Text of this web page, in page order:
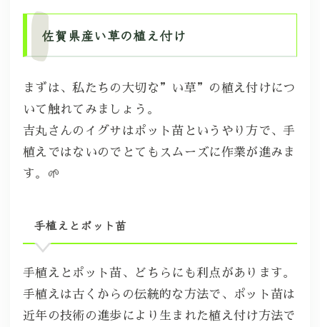
佐賀県産い草の植え付け
まずは、私たちの大切な”い草”の植え付けにつ
いて触れてみましょう。
吉丸さんのイグサはポット苗というやり方で、手
植えではないのでとてもスムーズに作業が進みま
す。🌱
手植えとポット苗
手植えとポット苗、どちらにも利点があります。
手植えは古くからの伝統的な方法で、ポット苗は
近年の技術の進歩により生まれた植え付け方法で